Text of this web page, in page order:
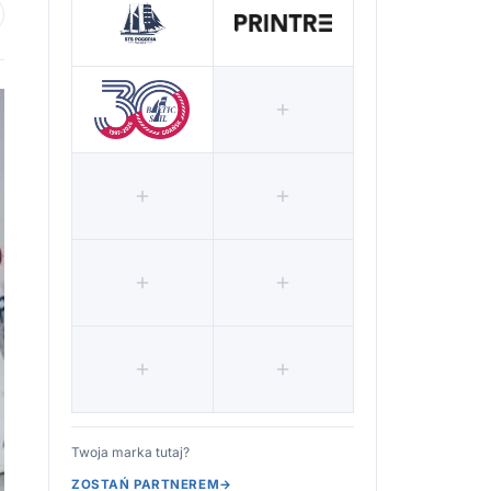
ulubionych
Twoja marka tutaj?
ZOSTAŃ PARTNEREM→